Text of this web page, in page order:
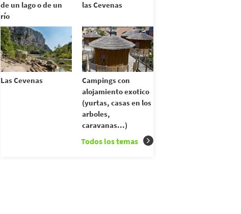
de un lago o de un
río
las Cevenas
Las Cevenas
Campings con
alojamiento exotico
(yurtas, casas en los
arboles,
caravanas...)
Todos los temas